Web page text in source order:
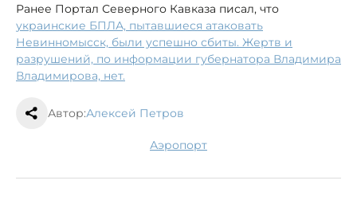
Ранее Портал Северного Кавказа писал, что
украинские БПЛА, пытавшиеся атаковать
Невинномысск, были успешно сбиты. Жертв и
разрушений, по информации губернатора Владимира
Владимирова, нет.
Автор:Алексей Петров
аэропорт